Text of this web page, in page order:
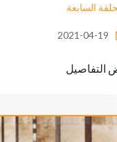
السابعة
التفاصيل